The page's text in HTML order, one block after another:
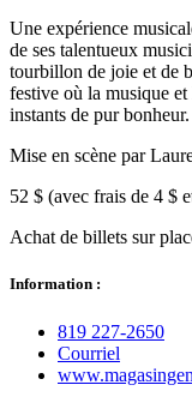
Une expérience
de ses talentueux
tourbillon de joie et de
festive où la musique
instants de pur bonheur.
Mise en scène par
52 $ (avec frais de 4 $
Achat de billets sur
Information :
819 227‑2650
Courriel